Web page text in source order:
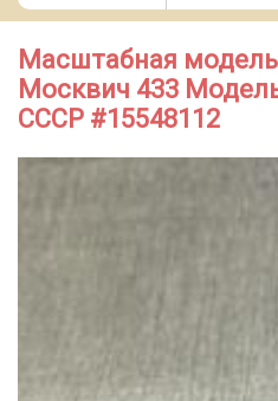
Масштабная
Москвич 433
СССР #15548112